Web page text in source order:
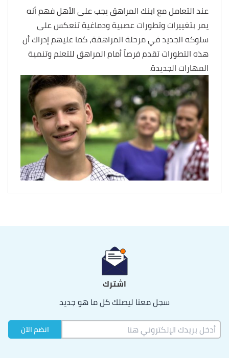
عند التعامل مع ابنك المراهق يجب على الأهل فهم أنه
يمر بتغييرات وتطورات عصبية ودماغية تنعكس على
سلوكه الجديد في مرحلة المراهقة، كما عليهم إدراك أن
هذه التطورات تقدم فرصاً أمام المراهق للتعلم وتنمية
المهارات الجديدة.
اشترك
سجل معنا ليصلك كل ما هو جديد
انضم الآن